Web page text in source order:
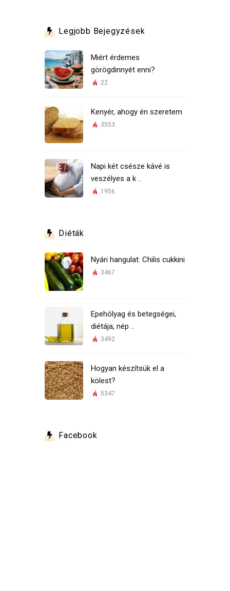
Legjobb Bejegyzések
Miért érdemes
görögdinnyét enni?
22
Kenyér, ahogy én szeretem
3553
Napi két csésze kávé is
veszélyes a k ..
1956
Diéták
Nyári hangulat: Chilis cukkini
3467
Epehólyag és betegségei,
diétája, nép ..
3492
Hogyan készítsük el a
kölest?
5347
Facebook